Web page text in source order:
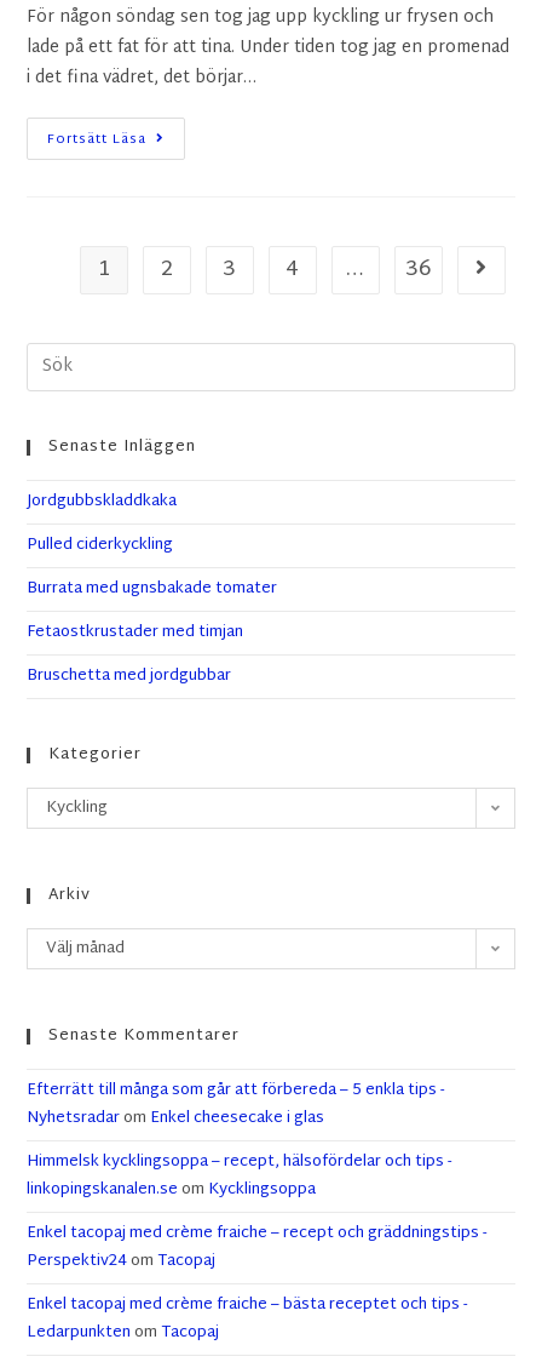
För någon söndag sen tog jag upp kyckling ur frysen och
lade på ett fat för att tina. Under tiden tog jag en promenad
i det fina vädret, det börjar…
Fortsätt Läsa
1 2 3 4 … 36
Senaste Inläggen
Jordgubbskladdkaka
Pulled ciderkyckling
Burrata med ugnsbakade tomater
Fetaostkrustader med timjan
Bruschetta med jordgubbar
Kategorier
Kyckling
Arkiv
Välj månad
Senaste Kommentarer
Efterrätt till många som går att förbereda – 5 enkla tips -
Nyhetsradarom Enkel cheesecake i glas
Himmelsk kycklingsoppa – recept, hälsofördelar och tips -
linkopingskanalen.seom Kycklingsoppa
Enkel tacopaj med crème fraiche – recept och gräddningstips -
Perspektiv24omTacopaj
Enkel tacopaj med crème fraiche – bästa receptet och tips -
LedarpunktenomTacopaj